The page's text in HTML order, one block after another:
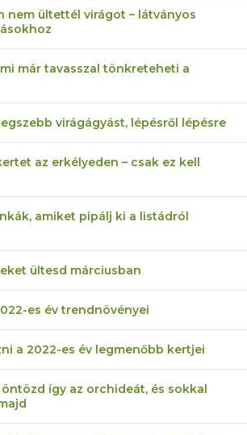
nem ültettél virágot – látványos
már tavasszal tönkreteheti a
virágágyást, lépésről lépésre
az erkélyeden – csak ez kell
amiket pipálj ki a listádról
ültesd márciusban
es év trendnövényei
a 2022-es év legmenőbb kertjei
így az orchideát, és sokkal